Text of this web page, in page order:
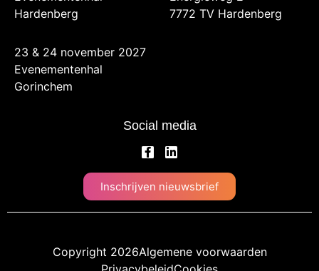
Hardenberg
23 & 24 november 2027
Evenementenhal
Gorinchem
7772 TV Hardenberg
Social media
Inschrijven nieuwsbrief
Copyright 2026Algemene voorwaarden